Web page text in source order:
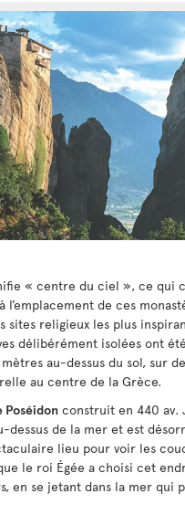
« centre du ciel », ce qui
l’emplacement de ces
sites religieux les plus
délibérément isolées ont
au-dessus du sol, sur
au centre de la Grèce.
Poséidon construit en 440 av.
dessus de la mer et est
lieu pour voir les
le roi Égée a choisi cet
en se jetant dans la mer qui